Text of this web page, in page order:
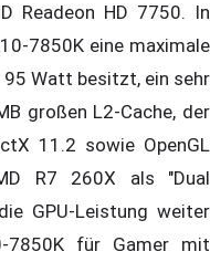
Readeon HD 7750. In
7850K eine maximale
95 Watt besitzt, ein sehr
großen L2-Cache, der
11.2 sowie OpenGL
R7 260X als "Dual
GPU-Leistung weiter
7850K für Gamer mit